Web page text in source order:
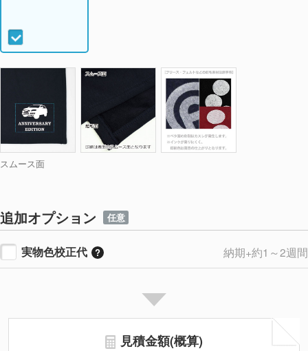
スムース面
追加オプション 任意
実物色校正代 納期+約1～2週間
見積金額(概算)